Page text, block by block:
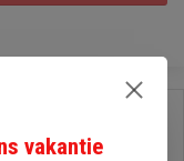
vakantie